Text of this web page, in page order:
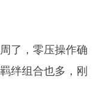
了，零压操作确
绊组合也多，刚